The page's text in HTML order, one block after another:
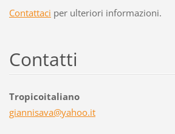
Contattaci per ulteriori informazioni.
Contatti
Tropicoitaliano
giannisava@yahoo.it